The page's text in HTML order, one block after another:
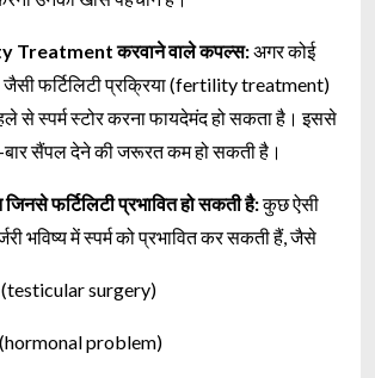
Treatment करवाने वाले कपल्स:अगर कोई
फर्टिलिटी प्रक्रिया (fertility treatment)
से स्पर्म स्टोर करना फायदेमंद हो सकता है। इससे
बार सैंपल देने की जरूरत कम हो सकती है।
फर्टिलिटी प्रभावित हो सकती है:कुछ ऐसी
भविष्य में स्पर्म को प्रभावित कर सकती हैं, जैसे
(testicular surgery)
(hormonal problem)